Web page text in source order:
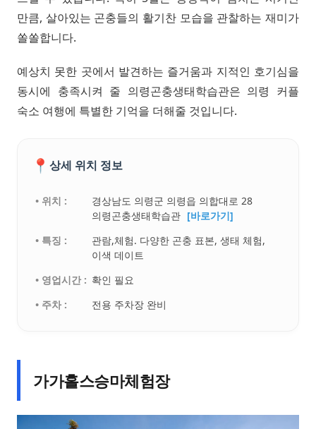
만큼, 살아있는 곤충들의 활기찬 모습을 관찰하는 재미가
쏠쏠합니다.
예상치 못한 곳에서 발견하는 즐거움과 지적인 호기심을
동시에 충족시켜 줄 의령곤충생태학습관은 의령 커플
숙소 여행에 특별한 기억을 더해줄 것입니다.
📍 상세 위치 정보
• 위치 :
경상남도 의령군 의령읍 의합대로 28
의령곤충생태학습관 [바로가기]
• 특징 :
관람,체험. 다양한 곤충 표본, 생태 체험,
이색 데이트
• 영업시간 : 확인 필요
• 주차 :
전용 주차장 완비
가가홀스승마체험장